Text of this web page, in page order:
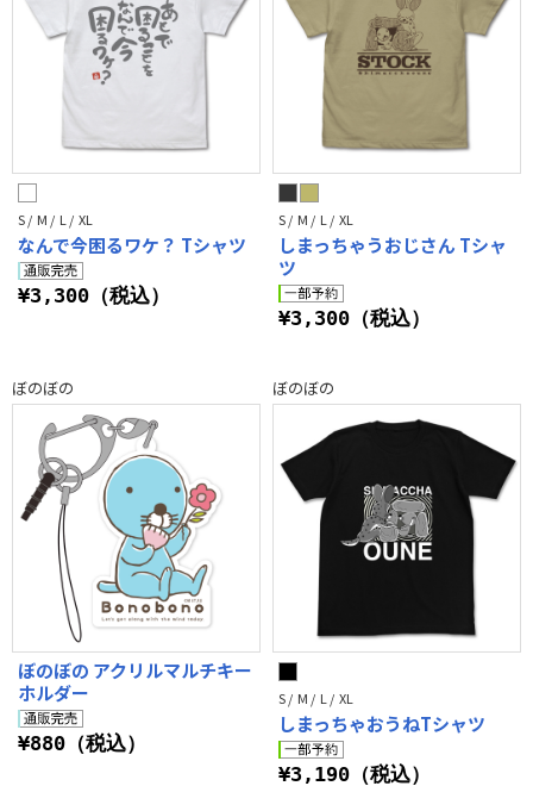
S / M / L / XL
なんで今困るワケ？ Tシャツ
¥3,300（税込）
S / M / L / XL
しまっちゃうおじさん Tシャ
ツ
¥3,300（税込）
ぼのぼの
ぼのぼの アクリルマルチキー
ホルダー
¥880（税込）
ぼのぼの
S / M / L / XL
しまっちゃおうねTシャツ
¥3,190（税込）